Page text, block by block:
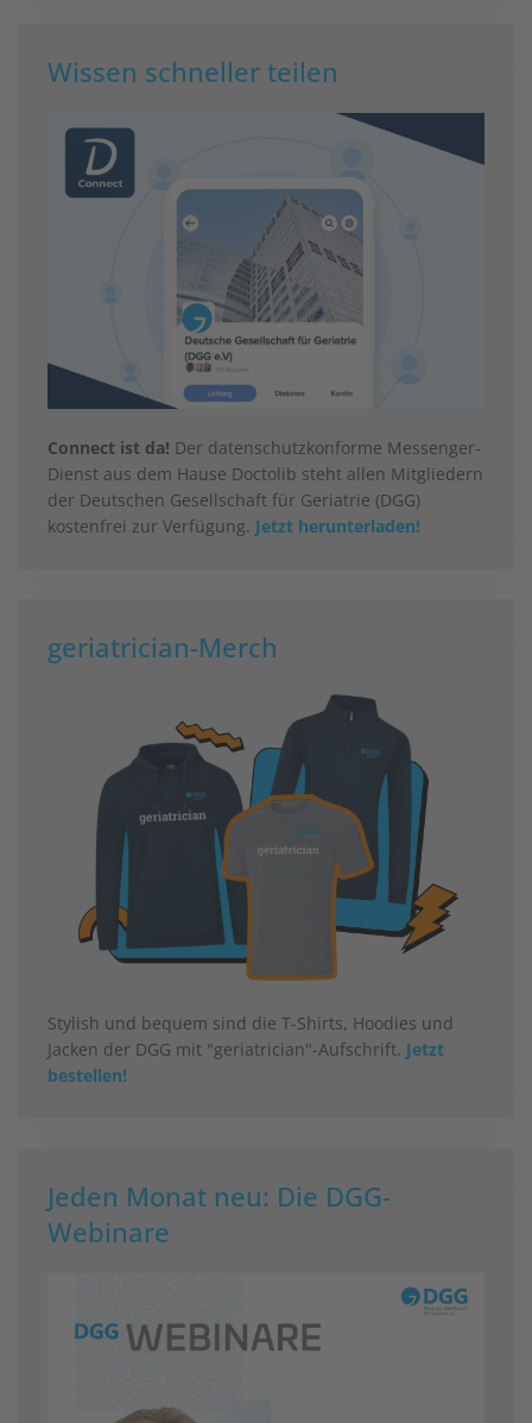
Wissen schneller teilen
Connect ist da! Der datenschutzkonforme Messenger-
Dienst aus dem Hause Doctolib steht allen Mitgliedern
der Deutschen Gesellschaft für Geriatrie (DGG)
kostenfrei zur Verfügung. Jetzt herunterladen!
geriatrician-Merch
Stylish und bequem sind die T-Shirts, Hoodies und
Jacken der DGG mit "geriatrician"-Aufschrift. Jetzt
bestellen!
Jeden Monat neu: Die DGG-
Webinare